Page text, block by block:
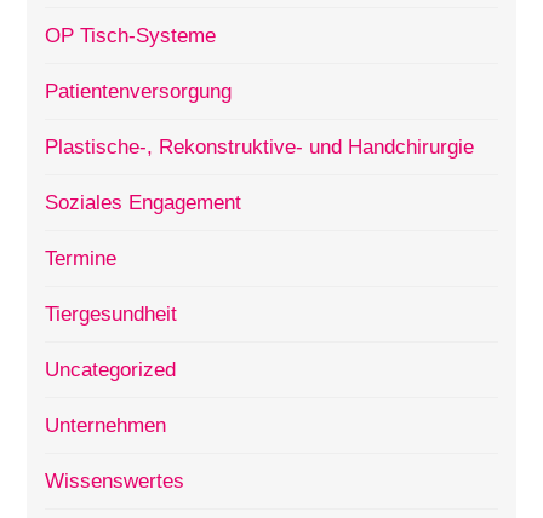
OP Tisch-Systeme
Patientenversorgung
Plastische-, Rekonstruktive- und Handchirurgie
Soziales Engagement
Termine
Tiergesundheit
Uncategorized
Unternehmen
Wissenswertes